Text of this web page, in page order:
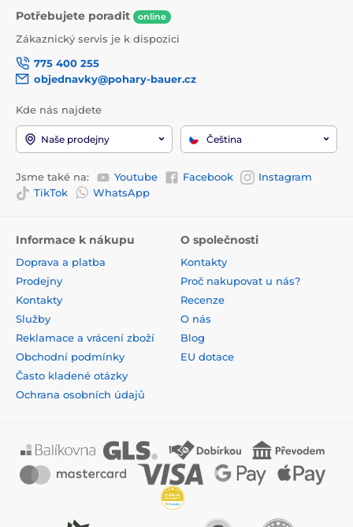
Potřebujete poradit online
Zákaznický servis je k dispozici
775 400 255
objednavky@pohary-bauer.cz
Kde nás najdete
Naše prodejny Čeština
Jsme také na: Youtube Facebook
Instagram
TikTok
WhatsApp
Informace k nákupu
Doprava a platba
Prodejny
Kontakty
Služby
Reklamace a vrácení zboží
Obchodní podmínky
Často kladené otázky
Ochrana osobních údajů
O společnosti
Kontakty
Proč nakupovat u nás?
Recenze
O nás
Blog
EU dotace